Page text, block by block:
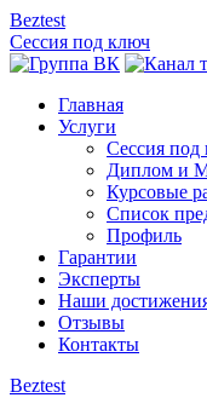
Beztest
Сессия под ключ
Главная
Услуги
Сессия под
Диплом и
Курсовые
Список
Профиль
Гарантии
Эксперты
Наши
Отзывы
Контакты
Beztest